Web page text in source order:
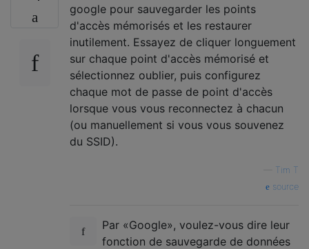
google pour sauvegarder les points
d'accès mémorisés et les restaurer
inutilement. Essayez de cliquer longuement
sur chaque point d'accès mémorisé et
sélectionnez oublier, puis configurez
chaque mot de passe de point d'accès
lorsque vous vous reconnectez à chacun
(ou manuellement si vous vous souvenez
du SSID).
Tim T
source
Par «Google», voulez-vous dire leur
fonction de sauvegarde de données